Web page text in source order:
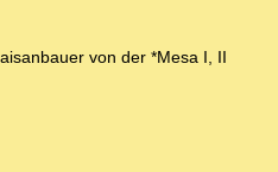
von der *Mesa I, II